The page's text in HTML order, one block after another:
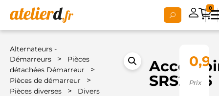
0
Alternateurs -
Démarreurs
>
Pièces
détachées Démarreur
>
Pièces de démarreur >
Pièces diverses > Divers
SRS2016
0,92
Prix